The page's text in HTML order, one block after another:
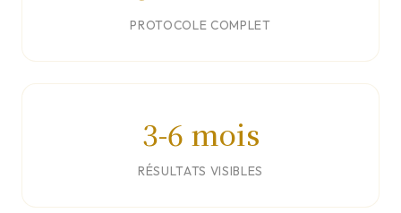
PROTOCOLE COMPLET
3-6 mois
RÉSULTATS VISIBLES